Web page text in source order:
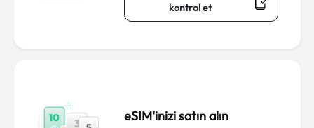
kontrol et
eSIM'inizi satın alın